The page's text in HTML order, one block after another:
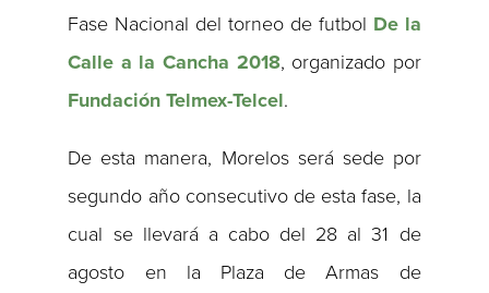
Fase Nacional del torneo de futbol De la
Calle a la Cancha 2018, organizado por
Fundación Telmex-Telcel.
De esta manera, Morelos será sede por
segundo año consecutivo de esta fase, la
cual se llevará a cabo del 28 al 31 de
agosto en la Plaza de Armas de